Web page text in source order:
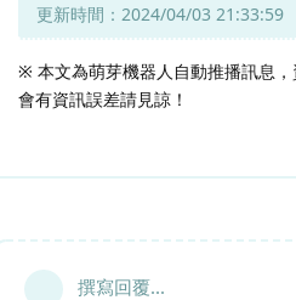
更新時間：2024/04/03 21:33:59
※ 本文為萌芽機器人自動推播訊息
會有資訊誤差請見諒！
撰寫回覆...